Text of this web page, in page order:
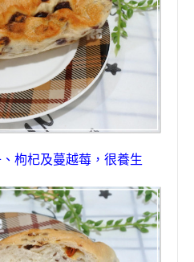
枸杞及蔓越莓， 很養生